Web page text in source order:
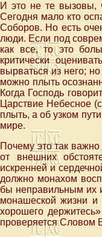
И это не те вызовы,
Сегодня мало кто
Соборов. Но есть
люди. Если под
как все, то это
критически
вырваться из него;
можно плыть
Когда Господь
Царствие Небесное
плыть, а об узком
мире.
Почему это так
от внешних
искренней и
должно монахом
бы неправильным их
монашеской жизни и
хорошего
проверяется Словом